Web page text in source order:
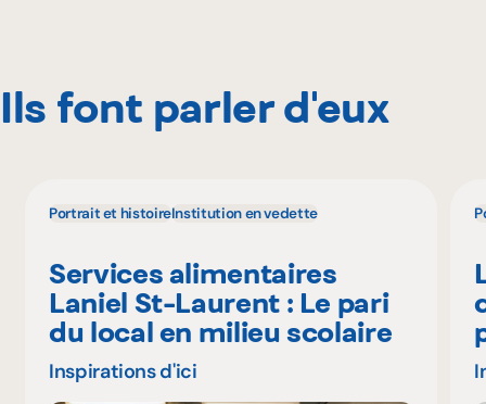
Ils font parler d'eux
Portrait et histoireInstitution en vedette
Services alimentaires
Laniel St-Laurent : Le pari
du local en milieu scolaire
Inspirations d'ici